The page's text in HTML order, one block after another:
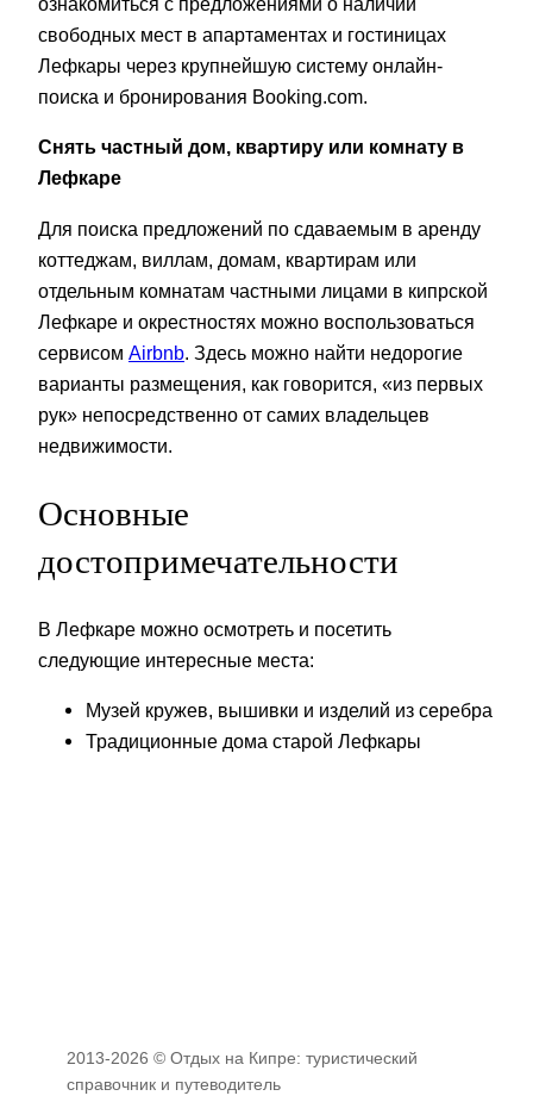
свободных мест в апартаментах и гостиницах
Лефкары через крупнейшую систему онлайн-
поиска и бронирования Booking.com.
Снять частный дом, квартиру или комнату в
Лефкаре
Для поиска предложений по сдаваемым в аренду
коттеджам, виллам, домам, квартирам или
отдельным комнатам частными лицами в кипрской
Лефкаре и окрестностях можно воспользоваться
сервисом Airbnb. Здесь можно найти недорогие
варианты размещения, как говорится, «из первых
рук» непосредственно от самих владельцев
недвижимости.
Основные
достопримечательности
В Лефкаре можно осмотреть и посетить
следующие интересные места:
Музей кружев, вышивки и изделий из серебра
Традиционные дома старой Лефкары
2013-2026 © Отдых на Кипре: туристический
справочник и путеводитель